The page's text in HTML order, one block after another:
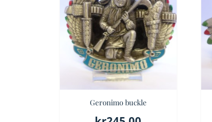
Geronimo buckle